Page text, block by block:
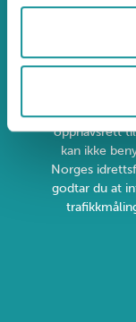
Alt
opphavsrett
kan ikke
Norges
godtar du at